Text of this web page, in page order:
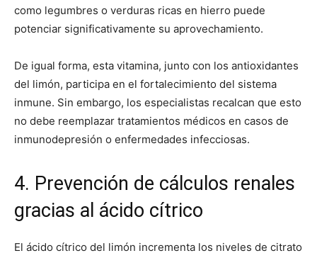
como legumbres o verduras ricas en hierro puede
potenciar significativamente su aprovechamiento.
De igual forma, esta vitamina, junto con los antioxidantes
del limón, participa en el fortalecimiento del sistema
inmune. Sin embargo, los especialistas recalcan que esto
no debe reemplazar tratamientos médicos en casos de
inmunodepresión o enfermedades infecciosas.
4. Prevención de cálculos renales
gracias al ácido cítrico
El ácido cítrico del limón incrementa los niveles de citrato